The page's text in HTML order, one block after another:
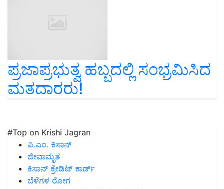
ಪ್ರಜಾಪ್ರಭುತ್ವ ಹಬ್ಬದಲ್ಲಿ ಸಂಭ್ರಮಿಸಿದ
ಮತದಾರರು!
#Top on Krishi Jagran
ಪಿ.ಎಂ. ಕಿಸಾನ್
ಜೀವಾಮೃತ
ಕಿಸಾನ್ ಕ್ರೇಡಿಟ್ ಕಾರ್ಡ್
ಬೆಳೆಗಳ ರೋಗ